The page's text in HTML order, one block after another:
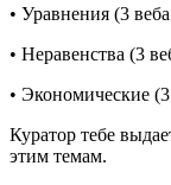
• Уравнения (3
• Неравенства (3
• Экономические
Куратор тебе
этим темам.